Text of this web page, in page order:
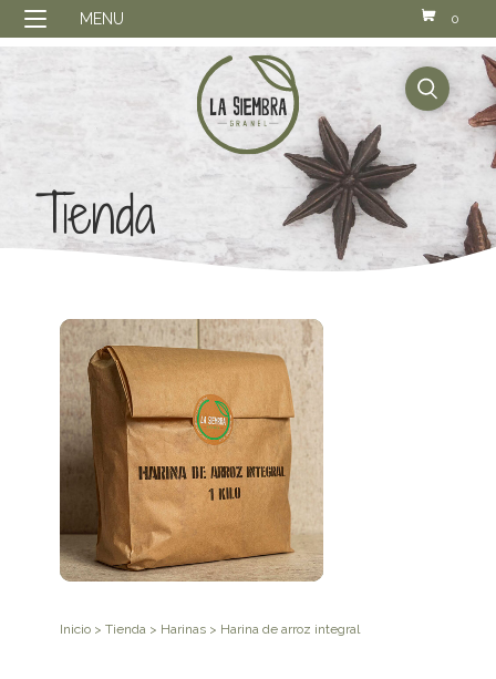
MENU 0
buscador
Tienda
Inicio >Tienda > Harinas > Harina de arroz integral